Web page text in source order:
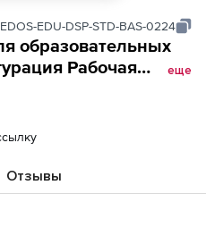
EDU-DSP-STD-BAS-0224
образовательных
Рабочая
Конфигурация
1 год гарантии
еще
Отзывы